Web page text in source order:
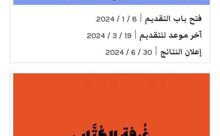
فتح باب التقديم 8 / 1 / 2024
آخر موعد للتقديم 19 / 3 / 2024
إعلان النتائج 30 / 6 / 2024